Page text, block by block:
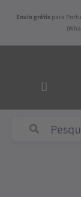
Envio grátis para